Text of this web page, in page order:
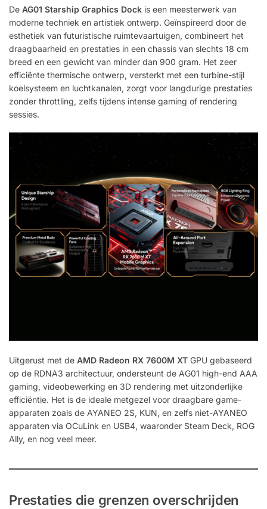
De AG01 Starship Graphics Dock is een meesterwerk van
moderne techniek en artistiek ontwerp. Geïnspireerd door de
esthetiek van futuristische ruimtevaartuigen, combineert het
draagbaarheid en prestaties in een chassis van slechts 18 cm
breed en een gewicht van minder dan 900 gram. Het zeer
efficiënte thermische ontwerp, versterkt met een turbine-stijl
koelsysteem en luchtkanalen, zorgt voor langdurige prestaties
zonder throttling, zelfs tijdens intense gaming of rendering
sessies.
Uitgerust met de AMD Radeon RX 7600M XT GPU gebaseerd
op de RDNA3 architectuur, ondersteunt de AG01 high-end AAA
gaming, videobewerking en 3D rendering met uitzonderlijke
efficiëntie. Het is de ideale metgezel voor draagbare game-
apparaten zoals de AYANEO 2S, KUN, en zelfs niet-AYANEO
apparaten via OCuLink en USB4, waaronder Steam Deck, ROG
Ally, en nog veel meer.
Prestaties die grenzen overschrijden